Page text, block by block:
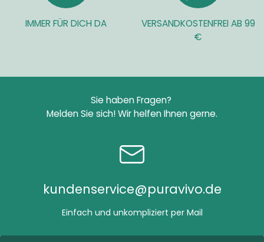
IMMER FÜR DICH DA
VERSANDKOSTENFREI AB 99
€
Sie haben Fragen?
Melden Sie sich!Wir helfen Ihnen gerne.
kundenservice@puravivo.de
Einfach und unkompliziert per Mail